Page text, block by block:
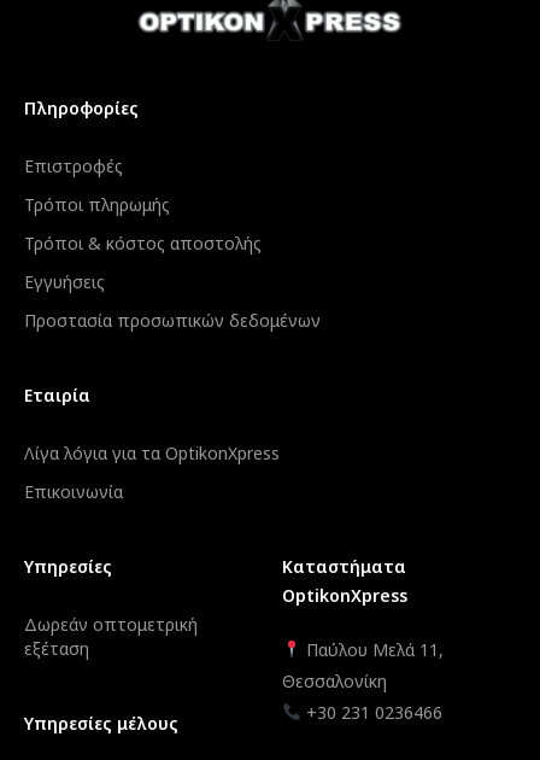
Πληροφορίες
Επιστροφές
Τρόποι πληρωμής
Τρόποι & κόστος αποστολής
Εγγυήσεις
Προστασία προσωπικών δεδομένων
Εταιρία
Λίγα λόγια για τα OptikonXpress
Επικοινωνία
Υπηρεσίες
Δωρεάν οπτομετρική
εξέταση
Υπηρεσίες μέλους
Καταστήματα
OptikonXpress
Παύλου Μελά 11,
Θεσσαλονίκη
+30 231 0236466